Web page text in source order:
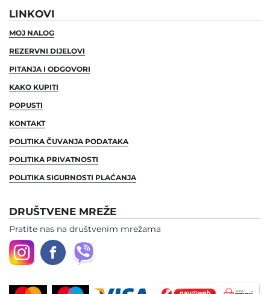
LINKOVI
MOJ NALOG
REZERVNI DIJELOVI
PITANJA I ODGOVORI
KAKO KUPITI
POPUSTI
KONTAKT
POLITIKA ČUVANJA PODATAKA
POLITIKA PRIVATNOSTI
POLITIKA SIGURNOSTI PLAĆANJA
DRUŠTVENE MREŽE
Pratite nas na društvenim mrežama